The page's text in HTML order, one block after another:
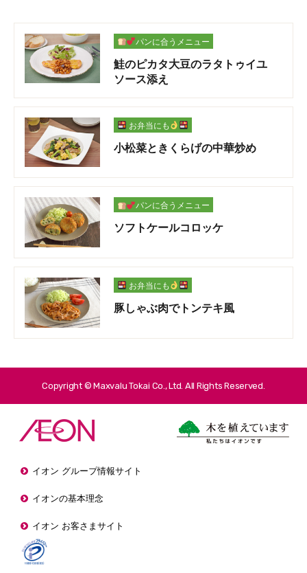
パンに合うメニュー
鮭のピカタ大豆のラタトゥイユ
ソース添え
お弁当にも
小松菜ときくらげの中華炒め
パンに合うメニュー
ソフトケールコロッケ
お弁当にも
豚しゃぶ肉でトンテキ風
Copyright © Maxvalu Tokai Co., Ltd. All Rights Reserved.
イオン グループ情報サイト
イオンの基本理念
イオン お客さまサイト